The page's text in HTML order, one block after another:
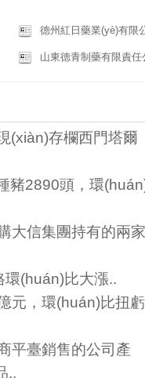
德州紅日藥業(yè)有限
山東德青制藥有限責任
(xiàn)存欄西門塔爾
2890頭，環
大信集團持有的兩家
(huán)比大漲..
，環(huán)比扭虧
平臺銷售的公司產
..